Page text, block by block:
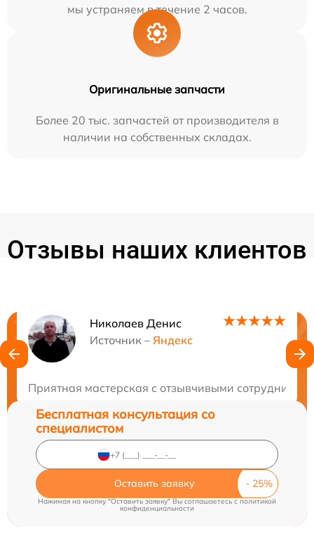
мы устраняем в течение 2 часов.
Оригинальные запчасти
Более 20 тыс. запчастей от производителя в
наличии на собственных складах.
Отзывы наших клиентов
Николаев Денис
Источник – Яндекс
Приятная мастерская с отзывчивыми
Нужна консультация?
Бесплатная консультация со
специалистом
Оставить заявку
Нажимая на кнопку "Оставить заявку" Вы соглашаетесь cполитикой
конфиденциальности